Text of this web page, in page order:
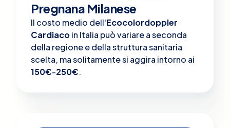
Pregnana Milanese
Il costo medio dell'Ecocolordoppler
Cardiacoin Italia può variare a seconda
della regione e della struttura sanitaria
scelta, ma solitamente si aggira intorno ai
150€-250€.